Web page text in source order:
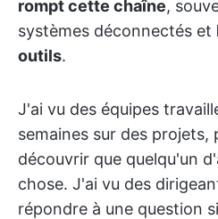
rompt cette chaîne,
systèmes déconnectés et
outils.
J'ai vu des équipes
semaines sur des projets,
découvrir que quelqu'un
chose. J'ai vu des
répondre à une question